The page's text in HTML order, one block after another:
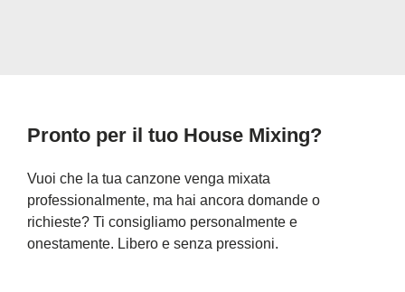
Pronto per il tuo House Mixing?
Vuoi che la tua canzone venga mixata
professionalmente, ma hai ancora domande o
richieste? Ti consigliamo personalmente e
onestamente. Libero e senza pressioni.